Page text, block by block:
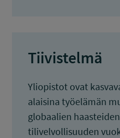
Tiivistelmä
Yliopistot ovat
alaisina työelämän
globaalien
tilivelvollisuuden